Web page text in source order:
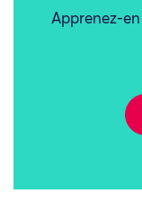
Apprenez-